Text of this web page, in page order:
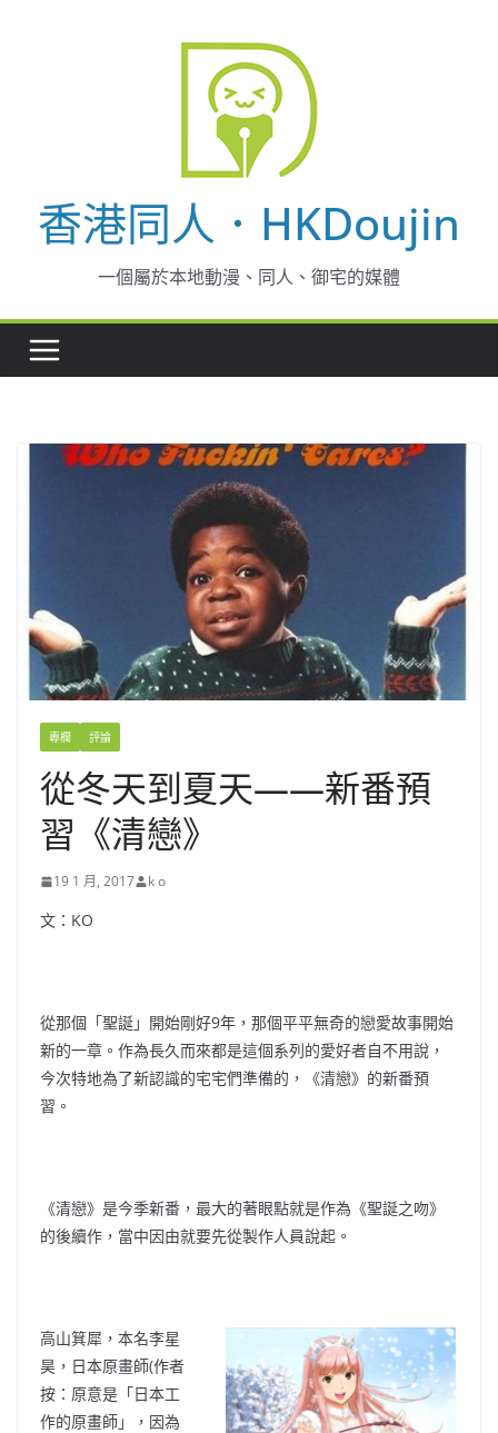
香港同人．HKDoujin
一個屬於本地動漫、同人、御宅的媒體
專欄 評論
從冬天到夏天——新番預
習《清戀》
19 1 月, 2017 k o
文：KO
從那個「聖誕」開始剛好9年，那個平平無奇的戀愛故事開始
新的一章。作為長久而來都是這個系列的愛好者自不用說，
今次特地為了新認識的宅宅們準備的，《清戀》的新番預
習。
《清戀》是今季新番，最大的著眼點就是作為《聖誕之吻》
的後續作，當中因由就要先從製作人員說起。
高山箕犀，本名李星
昊，日本原畫師(作者
按：原意是「日本工
作的原畫師」， 因為